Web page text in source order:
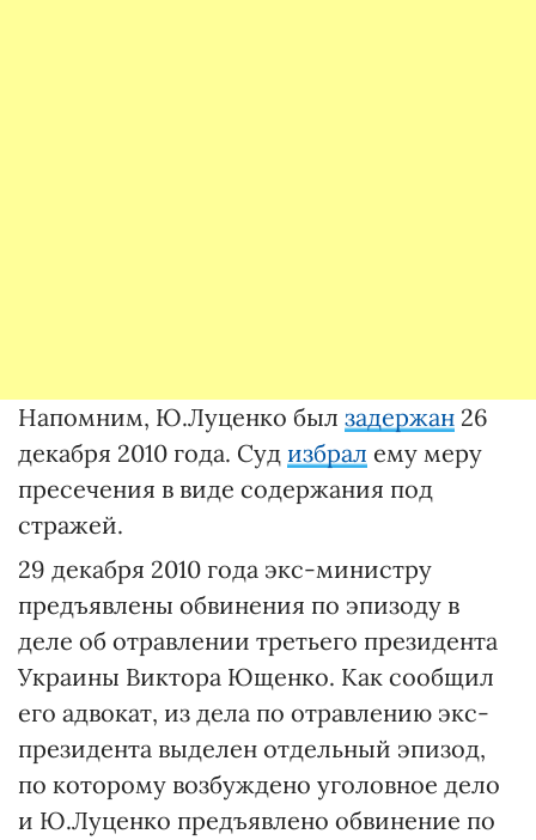
Напомним, Ю.Луценко был задержан 26
декабря 2010 года. Суд избрал ему меру
пресечения в виде содержания под
стражей.
29 декабря 2010 года экс-министру
предъявлены обвинения по эпизоду в
деле об отравлении третьего президента
Украины Виктора Ющенко. Как сообщил
его адвокат, из дела по отравлению экс-
президента выделен отдельный эпизод,
по которому возбуждено уголовное дело
и Ю.Луценко предъявлено обвинение по